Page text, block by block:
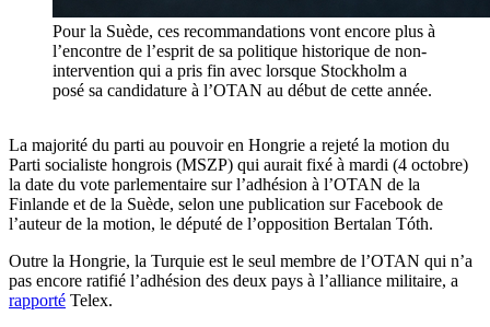
Pour la Suède, ces recommandations vont encore plus à
l’encontre de l’esprit de sa politique historique de non-
intervention qui a pris fin avec lorsque Stockholm a
posé sa candidature à l’OTAN au début de cette année.
La majorité du parti au pouvoir en Hongrie a rejeté la motion du
Parti socialiste hongrois (MSZP) qui aurait fixé à mardi (4 octobre)
la date du vote parlementaire sur l’adhésion à l’OTAN de la
Finlande et de la Suède, selon une publication sur Facebook de
l’auteur de la motion, le député de l’opposition Bertalan Tóth.
Outre la Hongrie, la Turquie est le seul membre de l’OTAN qui n’a
pas encore ratifié l’adhésion des deux pays à l’alliance militaire, a
rapporté Telex.